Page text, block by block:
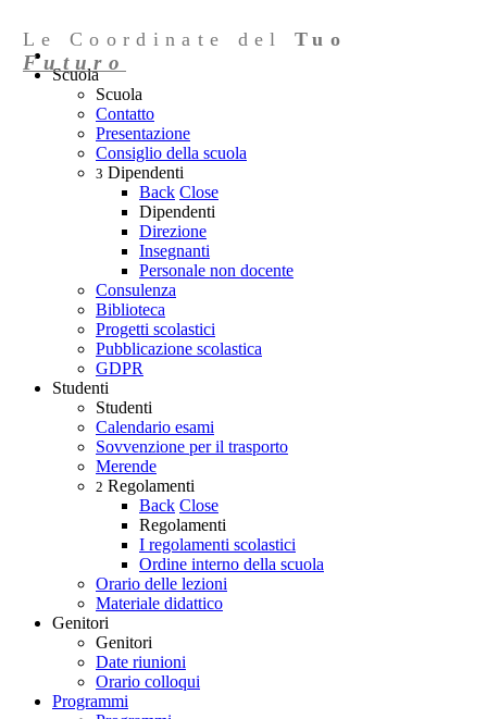
Le Coordinate delTuo
Futuro
Scuola
Scuola
Contatto
Presentazione
Consiglio della scuola
3 Dipendenti
Back Close
Dipendenti
Direzione
Insegnanti
Personale non docente
Consulenza
Biblioteca
Progetti scolastici
Pubblicazione scolastica
GDPR
Studenti
Studenti
Calendario esami
Sovvenzione per il trasporto
Merende
2 Regolamenti
Back Close
Regolamenti
I regolamenti scolastici
Ordine interno della scuola
Orario delle lezioni
Materiale didattico
Genitori
Genitori
Date riunioni
Orario colloqui
Programmi